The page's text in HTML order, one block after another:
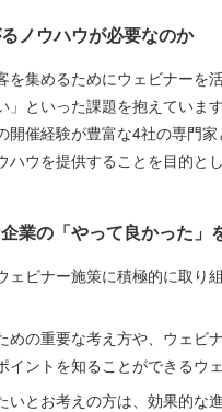
ノウハウが必要なのか
を集めるためにウェビナーを
」といった課題を抱えていま
開催経験が豊富な4社の専門
ウを提供することを目的とし
業の「やって良かった」
ェビナー施策に積極的に取り
めの重要な考え方や、ウェ
ントを知ることができるウェ
いとお考えの方は、効果的